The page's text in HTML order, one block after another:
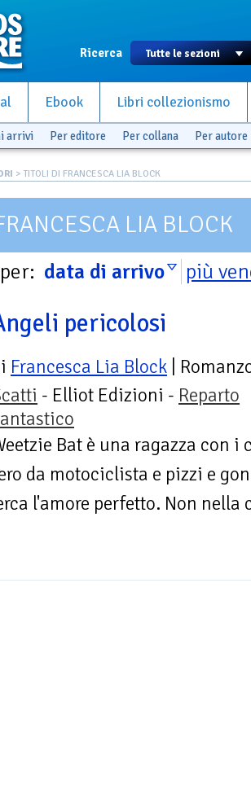
Ricerca
Ebook Libri collezionismo
arrivi Per editore Per collana Per autore
> TITOLI DI FRANCESCA LIA BLOCK
LIA BLOCK
data di arrivo più
pericolosi
Francesca Lia Block |
- Elliot Edizioni - Reparto
Bat è una ragazza con
da motociclista e pizzi e
l'amore perfetto. Non